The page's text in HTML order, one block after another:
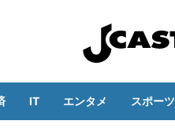
IT エンタメ スポーツ